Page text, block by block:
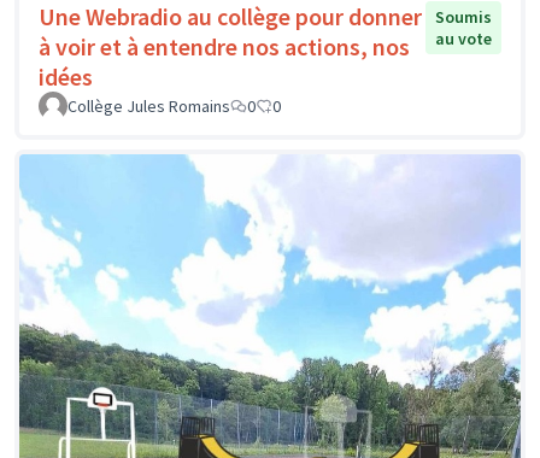
Une Webradio au collège pour donner
à voir et à entendre nos actions, nos
idées
Soumis
au vote
Collège Jules Romains 0 0